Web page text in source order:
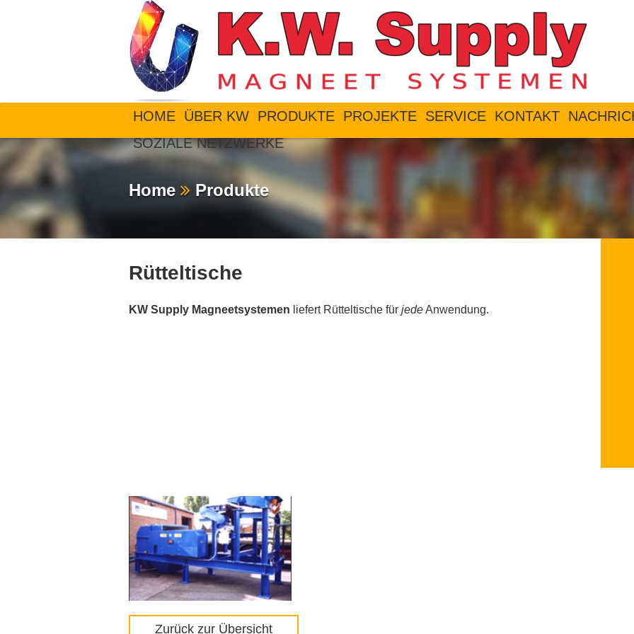
HOME ÜBER KW PRODUKTE PROJEKTE SERVICE KONTAKT
SOZIALE NETZWERKE
Home Produkte
Rütteltische
KW Supply Magneetsystemen liefert Rütteltische für jedeAnwendung.
Zurück zur Übersicht